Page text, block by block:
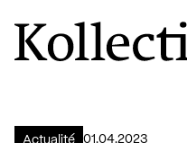
Aller à la page d'accueil
Logo Kollectif
Actualité 01.04.2023